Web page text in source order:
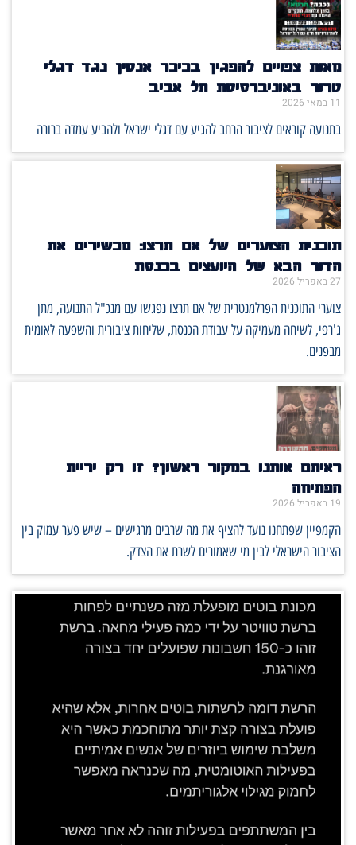
מאות צפויים להפגין בכיכר אנטין נגד דגלי
טרור באוניברסיטת תל אביב
11 במאי 2026
בתנועה קוראים לציבור הרחב להגיע עם דגלי ישראל ולהביע עמדה ברורה
תוכנית הצוערים של אם תרצו: מכשירים את
הדור הבא של היועצים בכנסת
27 באפריל 2026
צוערי התוכנית הפרלמנטרית של אם תרצו נפגשו עם מנכ"ל התנועה, מתן
ג'רפי, לשיחה מעמיקה על עבודת הכנסת, שליחות ציבורית והשפעה לאומית
מבפנים.
ראיתם אותנו במקור ראשון? זו רק יריית
הפתיחה
19 באפריל 2026
הקמפיין שפתחנו נועד להציף את מה שרבים מרגישים – שיש פער עמוק בין
הציבור הישראלי לבין מי שאמורים לשרת את הצדק.